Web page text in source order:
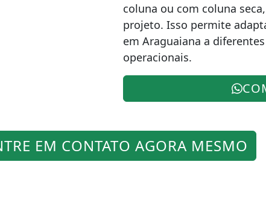
coluna ou com coluna
projeto. Isso permite
em Araguaiana a
operacionais.
EM CONTATO AGORA MESMO